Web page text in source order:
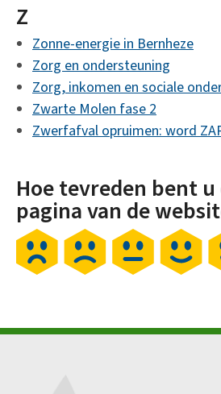
Z
Zonne-energie in Bernheze
Zorg en ondersteuning
Zorg, inkomen en sociale
Zwarte Molen fase 2
Zwerfafval opruimen: word
Hoe tevreden bent
pagina van de